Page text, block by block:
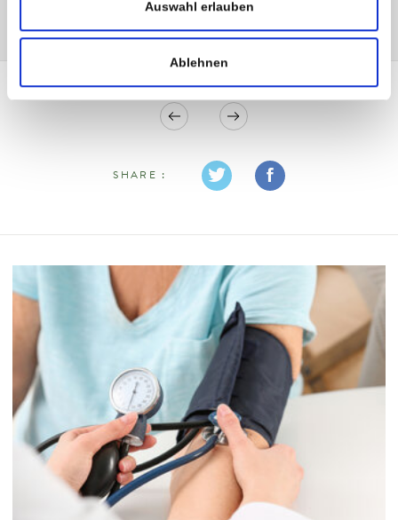
Auswahl erlauben
Ablehnen
SHARE :